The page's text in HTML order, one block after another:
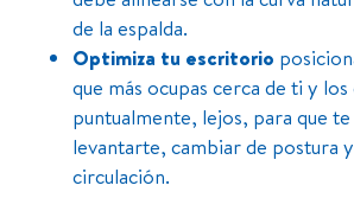
de la espalda.
Optimiza tu escritorio
que más ocupas cerca de ti y
puntualmente, lejos, para que
levantarte, cambiar de postura
circulación.